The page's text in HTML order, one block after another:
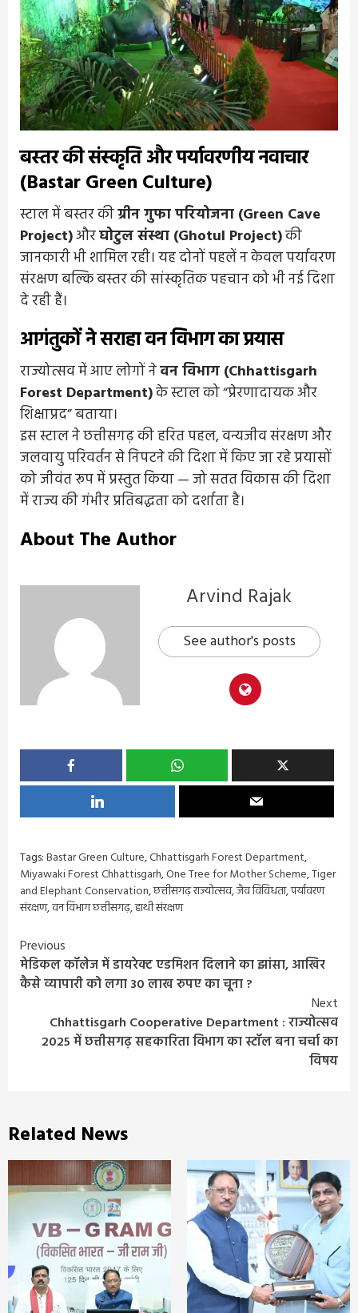
बस्तर की संस्कृति और पर्यावरणीय नवाचार
(Bastar Green Culture)
स्टाल में बस्तर कीग्रीन गुफा परियोजना (Green Cave
Project)औरघोटुल संस्था (Ghotul Project)की
जानकारी भी शामिल रही। यह दोनों पहलें न केवल पर्यावरण
संरक्षण बल्कि बस्तर की सांस्कृतिक पहचान को भी नई दिशा
दे रही हैं।
आगंतुकों ने सराहा वन विभाग का प्रयास
राज्योत्सव में आए लोगों नेवन विभाग (Chhattisgarh
Forest Department)के स्टाल को “प्रेरणादायक और
शिक्षाप्रद” बताया।
इस स्टाल ने छत्तीसगढ़ की हरित पहल, वन्यजीव संरक्षण और
जलवायु परिवर्तन से निपटने की दिशा में किए जा रहे प्रयासों
को जीवंत रूप में प्रस्तुत किया — जो सतत विकास की दिशा
में राज्य की गंभीर प्रतिबद्धता को दर्शाता है।
About The Author
Arvind Rajak
See author's posts
Tags:Bastar Green Culture,Chhattisgarh Forest Department,
Miyawaki Forest Chhattisgarh,One Tree for Mother Scheme,Tiger
and Elephant Conservation,छत्तीसगढ़ राज्योत्सव,जैव विविधता,पर्यावरण
संरक्षण,वन विभाग छत्तीसगढ़,हाथी संरक्षण
Continue
Reading
Previous
मेडिकल कॉलेज में डायरेक्ट एडमिशन दिलाने का झांसा, आखिर
कैसे व्यापारी को लगा 30 लाख रुपए का चूना ?
Next
Chhattisgarh Cooperative Department : राज्योत्सव
2025 में छत्तीसगढ़ सहकारिता विभाग का स्टॉल बना चर्चा का
विषय
Related News